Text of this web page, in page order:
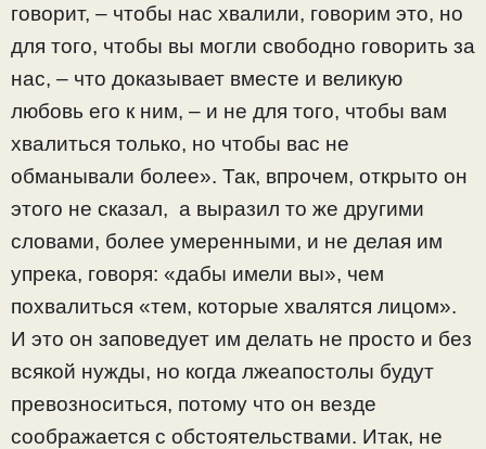
говорит, – чтобы нас хвалили, говорим это, но
для того, чтобы вы могли свободно говорить за
нас, – что доказывает вместе и великую
любовь его к ним, – и не для того, чтобы вам
хвалиться только, но чтобы вас не
обманывали более». Так, впрочем, открыто он
этого не сказал, а выразил то же другими
словами, более умеренными, и не делая им
упрека, говоря: «дабы имели вы», чем
похвалиться «тем, которые хвалятся лицом».
И это он заповедует им делать не просто и без
всякой нужды, но когда лжеапостолы будут
превозноситься, потому что он везде
соображается с обстоятельствами. Итак, не